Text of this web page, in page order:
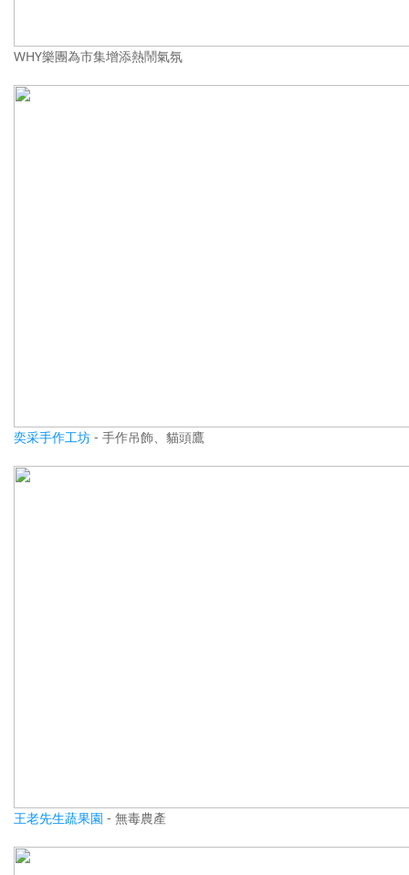
WHY樂團為市集增添熱鬧氣氛
奕采手作工坊 - 手作吊飾、貓頭鷹
王老先生蔬果園 - 無毒農產